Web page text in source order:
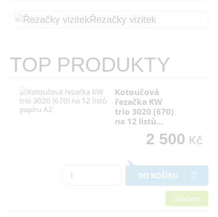
Řezačky vizitek
TOP PRODUKTY
Kotoučová
řezačka KW
trio 3020 (670)
na 12 listů…
2 500 Kč
DO KOŠÍKU
skladem